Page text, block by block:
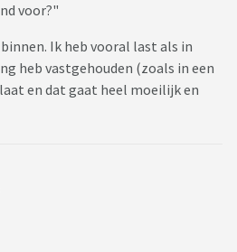
voor?"
Ik heb vooral last als in
heb vastgehouden (zoals in een
en dat gaat heel moeilijk en